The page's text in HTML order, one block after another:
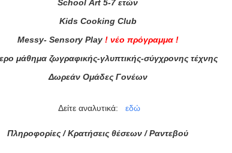
School Art 5-7 ετών
Kids Cooking Club
Messy- Sensory Play ! νέο πρόγραμμα !
μάθημα ζωγραφικής-γλυπτικής-σύγχρονης τέχνης
Δωρεάν Ομάδες Γονέων
Δείτε αναλυτικά: εδώ
Πληροφορίες / Κρατήσεις θέσεων / Ραντεβού